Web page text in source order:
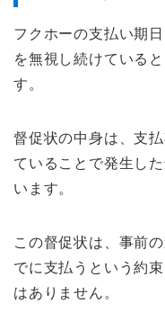
フクホーの支払い期
を無視し続けている
す。
督促状の中身は、支
ていることで発生し
います。
この督促状は、事前
でに支払うという約
はありません。